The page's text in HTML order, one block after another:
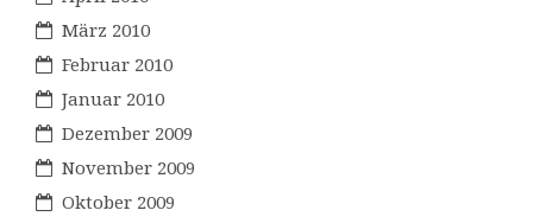
März 2010
Februar 2010
Januar 2010
Dezember 2009
November 2009
Oktober 2009